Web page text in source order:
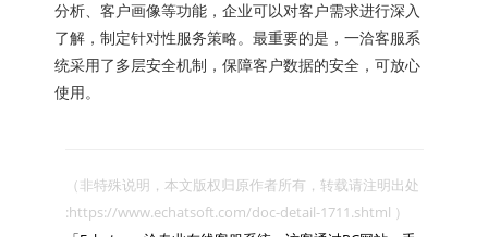
分析、客户画像等功能，企业可以对客户需求进行深入
了解，制定针对性服务策略。最重要的是，一洽客服系
统采用了多层安全机制，保障客户数据的安全，可放心
使用。
（非特殊说明，本文版权归原作者所有，转载请注明出处
:https://www.echatsoft.com/doc-detail-1711.shtml ）